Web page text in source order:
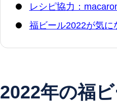
レシピ協力：
福ビール2022が気
2022年の福